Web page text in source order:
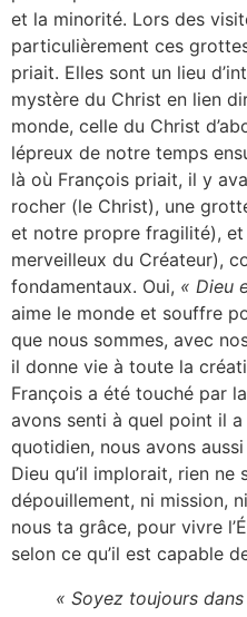
et la minorité. Lors des
particulièrement ces
priait. Elles sont un lieu
mystère du Christ en lien
monde, celle du Christ
lépreux de notre temps
là où François priait, il y
rocher (le Christ), une
et notre propre fragilité),
merveilleux du Créateur),
fondamentaux. Oui, « Dieu
aime le monde et souffre
que nous sommes, avec
il donne vie à toute la
François a été touché par
avons senti à quel point il a
quotidien, nous avons
Dieu qu’il implorait, rien ne
dépouillement, ni mission,
nous ta grâce, pour vivre
selon ce qu’il est capable
« Soyez toujours